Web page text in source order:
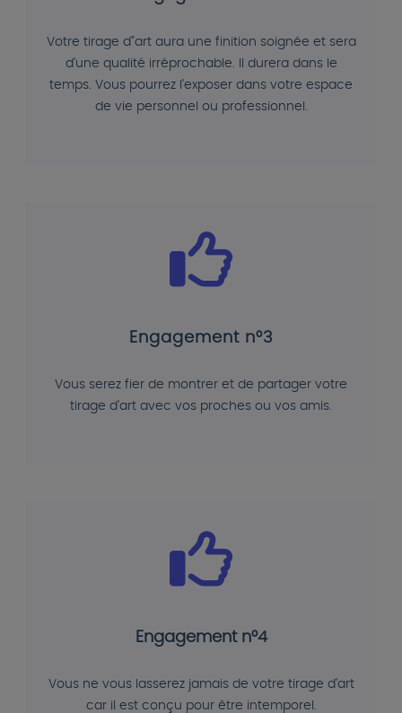
Votre tirage d"art aura une finition soignée et sera
d'une qualité irréprochable. Il durera dans le
temps. Vous pourrez l'exposer dans votre espace
de vie personnel ou professionnel.
Engagement n°3
Vous serez fier de montrer et de partager votre
tirage d'art avec vos proches ou vos amis.
Engagement n°4
Vous ne vous lasserez jamais de votre tirage d'art
car il est conçu pour être intemporel.